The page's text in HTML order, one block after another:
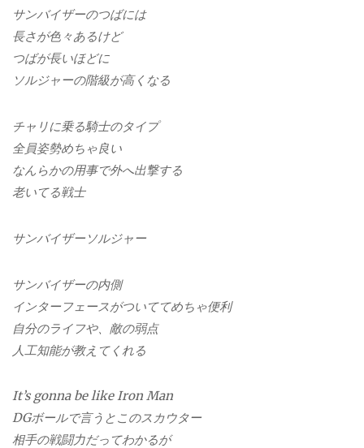
サンバイザーのつばには
長さが色々あるけど
つばが長いほどに
ソルジャーの階級が高くなる
チャリに乗る騎士のタイプ
全員姿勢めちゃ良い
なんらかの用事で外へ出撃する
老いてる戦士
サンバイザーソルジャー
サンバイザーの内側
インターフェースがついててめちゃ便利
自分のライフや、敵の弱点
人工知能が教えてくれる
It’s gonna be like Iron Man
DGボールで言うとこのスカウター
相手の戦闘力だってわかるが